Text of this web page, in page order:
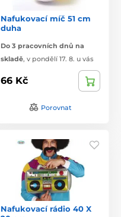
Nafukovací míč 51 cm
duha
Do 3 pracovních dnů na
skladě, v pondělí 17. 8. u vás
66 Kč
Porovnat
Nafukovací rádio 40 X